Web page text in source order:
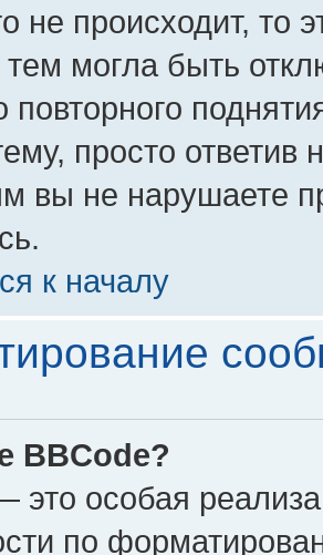
не происходит, то
тем могла быть
повторного
просто ответив
вы не нарушаете
к началу
BBCode?
это особая
по